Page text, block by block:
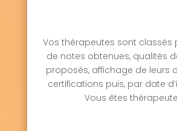
Vos thérapeutes sont classés
de notes obtenues, qualités
proposés, affichage de leurs
certifications puis, par date
Vous êtes